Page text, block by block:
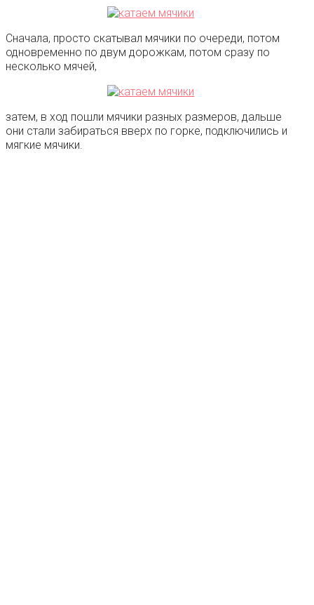
Сначала, просто скатывал мячики по очереди, потом
одновременно по двум дорожкам, потом сразу по
несколько мячей,
затем, в ход пошли мячики разных размеров, дальше
они стали забираться вверх по горке, подключились и
мягкие мячики.